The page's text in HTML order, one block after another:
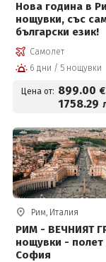
Нова година в
нощувки, със
български език!
Самолет
6 дни / 5 нощувки
Цена от: 899.00 €
1758.29
Рим, Италия
РИМ - ВЕЧНИЯТ
нощувки - полет
София